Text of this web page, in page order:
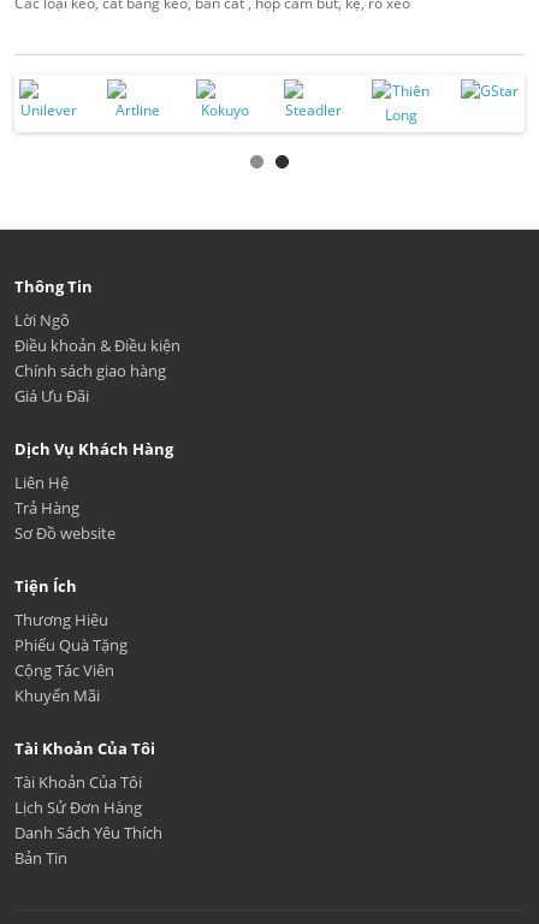
Thông Tin
Lời Ngõ
Điều khoản & Điều kiện
Chính sách giao hàng
Giá Ưu Đãi
Dịch Vụ Khách Hàng
Liên Hệ
Trả Hàng
Sơ Đồ website
Tiện Ích
Thương Hiệu
Phiếu Quà Tặng
Cộng Tác Viên
Khuyến Mãi
Tài Khoản Của Tôi
Tài Khoản Của Tôi
Lịch Sử Đơn Hàng
Danh Sách Yêu Thích
Bản Tin